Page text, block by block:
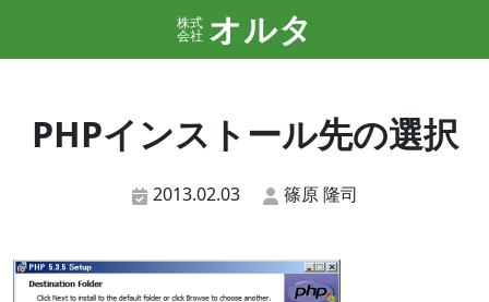
株式
会社 オルタ
PHPインストール先の選択
2013.02.03 篠原 隆司